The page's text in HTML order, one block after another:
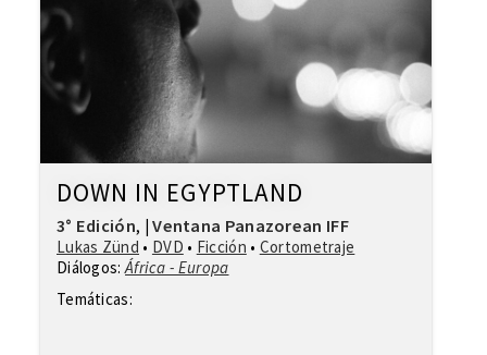
DOWN IN EGYPTLAND
3° Edición, |Ventana Panazorean IFF
Lukas Zünd • DVD • Ficción • Cortometraje
Diálogos:África - Europa
Temáticas: